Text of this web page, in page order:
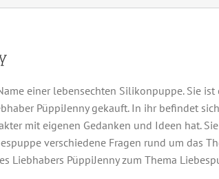
einer lebensechten Silikonpuppe. Sie
PüppiJenny gekauft. In ihr befindet
mit eigenen Gedanken und Ideen hat.
verschiedene Fragen rund um das
Liebhabers PüppiJenny zum Thema